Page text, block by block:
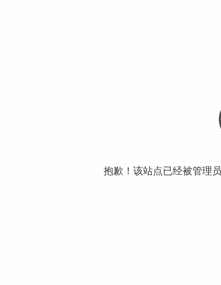
抱歉！该站点已经被管理